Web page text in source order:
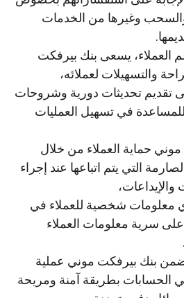
وغيرها من الخدمات
العملاء، يسعى بنك بيرفكت
والتسهيلات لعملائه،
تقديم تحديثات دورية وشروحات
في تسهيل العمليات
حماية العملاء من خلال
التي يتم اتباعها عند إجراء
معلومات شخصية للعملاء في
سرية معلومات العملاء
بنك بيرفكت موني عملية
الحسابات بطريقة آمنة ومريحة